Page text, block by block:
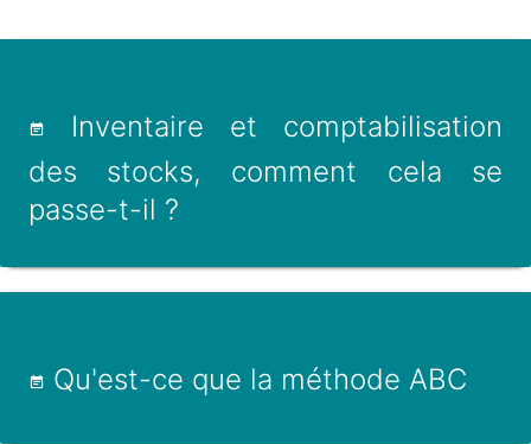
Inventaire et comptabilisation
des stocks, comment cela se
passe-t-il ?
Qu'est-ce que la méthode ABC